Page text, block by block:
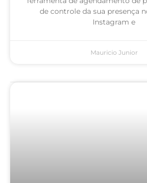
de controle da sua presença
Instagram e
Mauricio Junior